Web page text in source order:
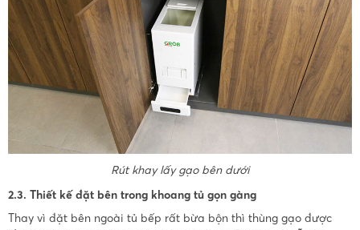
Rút khay lấy gạo bên dưới
2.3. Thiết kế đặt bên trong khoang tủ gọn gàng
Thay vì đặt bên ngoài tủ bếp rất bừa bộn thì thùng gạo được